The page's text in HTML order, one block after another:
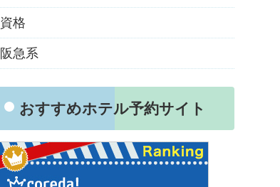
資格
阪急系
おすすめホテル予約サイト